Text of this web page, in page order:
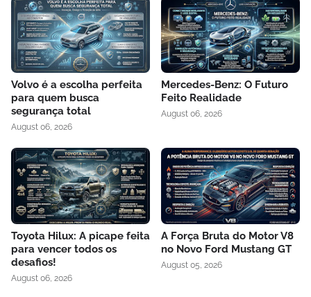
Volvo é a escolha perfeita
para quem busca
segurança total
August 06, 2026
Mercedes-Benz: O Futuro
Feito Realidade
August 06, 2026
Toyota Hilux: A picape feita
para vencer todos os
desafios!
August 06, 2026
A Força Bruta do Motor V8
no Novo Ford Mustang GT
August 05, 2026